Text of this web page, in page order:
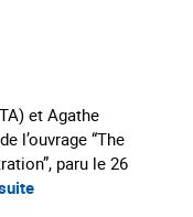
et Agathe
l’ouvrage “The
paru le 26